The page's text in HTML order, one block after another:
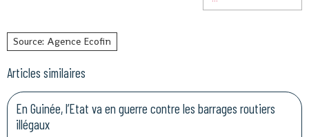
Source: Agence Ecofin
Articles similaires
En Guinée, l’Etat va en guerre contre les barrages routiers
illégaux